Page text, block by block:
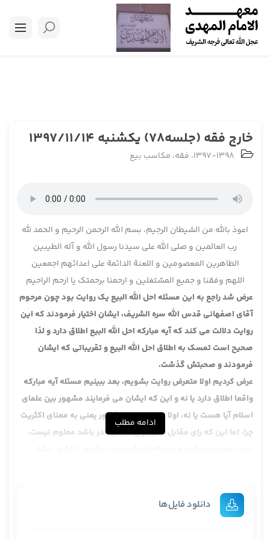
خارج فقه (جلسه78) یکشنبه 1397/11/14
1397-1398، فقه، مکاسب بیع
اعوذ بالله من الشیطان الرجیم، بسم الله الرحمن الرحیم و الحمد لله
رب العالمین و صلی الله علی سیدنا رسول الله و آله الطیبین
الطاهرین المعصومین و اللعنة الدائمة علی اعدائهم اجمعین
اللهم وفقنا و جمیع المشتغلین و ارحمنا برحمتک یا ارحم الراحیم
عرض شد راجع به این مسئله احل الله البیع یک روایت بود چون مرحوم
آقای اصفهانی قدس الله سره الشریف، ایشان اختیار فرمودند که این
روایت دلالت می کند که آیه مبارکه احل الله البیع اطلاق دارد و لذا
صحیح است تمسک به اطلاق احل الله البیع و تقریباتی که ایشان
فرمودند و صحبتش گذشت.
عرض کردیم اولا متعرض روایت بشویم، بعد ببینیم مسئله آیه مبارکه
واقعا اطلاق دارد یا نه و این که ایشان می فرمایند مشهور بین علمای
اسلام آیا هست یا نه، اولا عرض کردیم مشهور یعنی به معنای اکثریت
چرا، اما این که رای مقابل هم خیلی شاذ و نادر باشد معلوم نیست،
بگویند المشهور کذا این ارزش علمیش یعنی به لحاظ قائل بیشتر است
تا اشهر و هو اشهر القولین این ارزشش ضعیف تر است، به تعیر دیگر
ادامه مطلب
دانلود فایل‌ها